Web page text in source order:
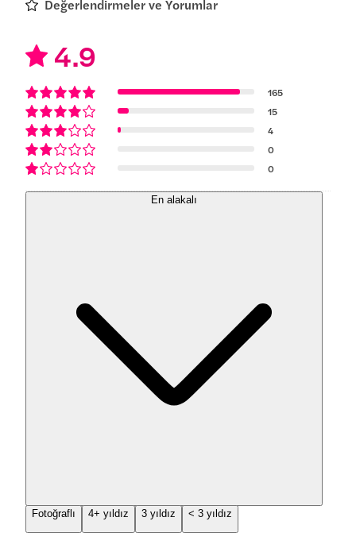
Değerlendirmeler ve Yorumlar
4.9
165
15
4
0
0
En alakalı
Fotoğraflı 4+ yıldız 3 yıldız < 3 yıldız